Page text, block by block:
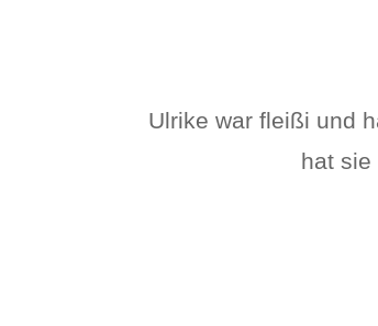
Ulrike war fleißi und
hat sie